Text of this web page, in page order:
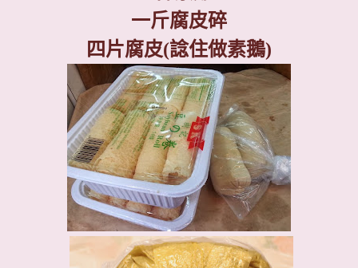
一斤腐皮碎
四片腐皮(諗住做素鵝)